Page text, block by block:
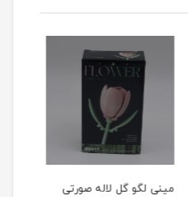
مینی لگو گل لاله صورتی